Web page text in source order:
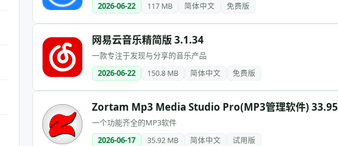
2026-06-22
117 MB 简体中文 免费版
网易云音乐精简版 3.1.34
一款专注于发现与分享的音乐产品
2026-06-22
150.8 MB 简体中文 免费版
Zortam Mp3 Media Studio Pro(MP3管理软件) 33.95
一个功能齐全的MP3软件
2026-06-17
35.92 MB 简体中文 试用版